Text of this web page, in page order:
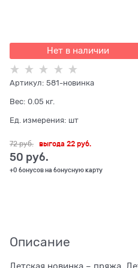
Нет в наличии
Артикул: 581-новинка
Вес: 0.05 кг.
Ед. измерения: шт
72 руб.
50 руб.
выгода22 руб.
+0 бонусов на бонусную карту
Описание